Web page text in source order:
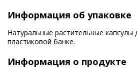
Информация об упаковке
Натуральные растительные капсулы
пластиковой банке.
Информация о продукте